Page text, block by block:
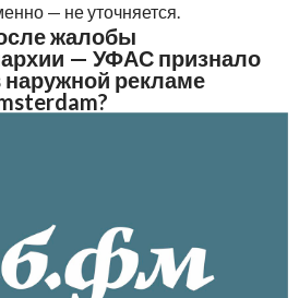
— не уточняется.
жалобы
— УФАС признало
рекламе